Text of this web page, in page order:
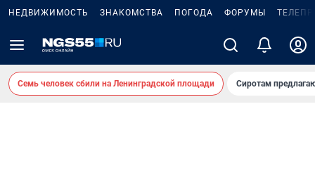
НЕДВИЖИМОСТЬ ЗНАКОМСТВА ПОГОДА ФОРУМЫ
Семь человек сбили на Ленинградской площади Сиротам